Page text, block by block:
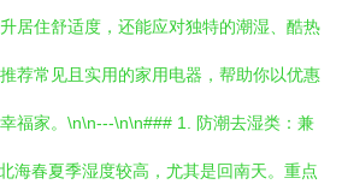
居住舒适度，还能应对独特的潮湿、酷热
荐常见且实用的家用电器，帮助你以优惠
福家。\n\n---\n\n### 1. 防潮去湿类：兼
海春夏季湿度较高，尤其是回南天。重点